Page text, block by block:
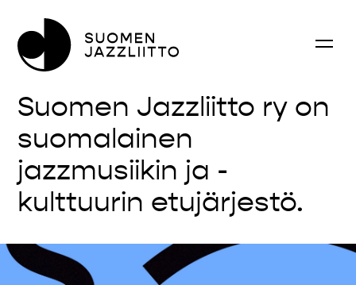
Suomen Jazzliitto ry on
suomalainen
jazzmusiikin ja -
kulttuurin etujärjestö.